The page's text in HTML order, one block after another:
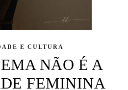
E CULTURA
NÃO É A
FEMININA